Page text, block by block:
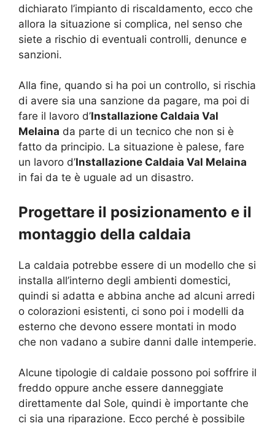
dichiarato l’impianto di riscaldamento, ecco che
allora la situazione si complica, nel senso che
siete a rischio di eventuali controlli, denunce e
sanzioni.
Alla fine, quando si ha poi un controllo, si rischia
di avere sia una sanzione da pagare, ma poi di
fare il lavoro d’Installazione Caldaia Val
Melaina da parte di un tecnico che non si è
fatto da principio. La situazione è palese, fare
un lavoro d’Installazione Caldaia Val Melaina
in fai da te è uguale ad un disastro.
Progettare il posizionamento e il
montaggio della caldaia
La caldaia potrebbe essere di un modello che si
installa all’interno degli ambienti domestici,
quindi si adatta e abbina anche ad alcuni arredi
o colorazioni esistenti, ci sono poi i modelli da
esterno che devono essere montati in modo
che non vadano a subire danni dalle intemperie.
Alcune tipologie di caldaie possono poi soffrire il
freddo oppure anche essere danneggiate
direttamente dal Sole, quindi è importante che
ci sia una riparazione. Ecco perché è possibile